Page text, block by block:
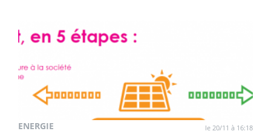
ENERGIE le 20/11 à 16:18